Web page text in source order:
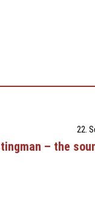
22.
– the